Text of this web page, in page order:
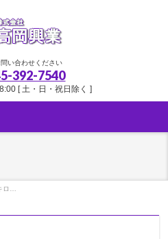
い合わせください
392-7540
[ 土・日・祝日除く ]
ロ…